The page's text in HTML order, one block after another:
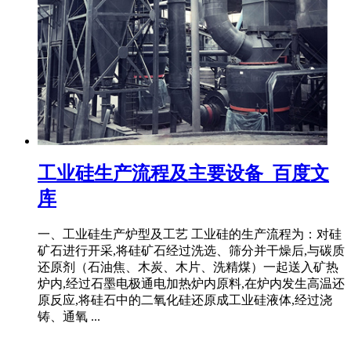
工业硅生产流程及主要设备_百度文
库
一、工业硅生产炉型及工艺 工业硅的生产流程为：对硅
矿石进行开采,将硅矿石经过洗选、筛分并干燥后,与碳质
还原剂（石油焦、木炭、木片、洗精煤）一起送入矿热
炉内,经过石墨电极通电加热炉内原料,在炉内发生高温还
原反应,将硅石中的二氧化硅还原成工业硅液体,经过浇
铸、通氧 ...